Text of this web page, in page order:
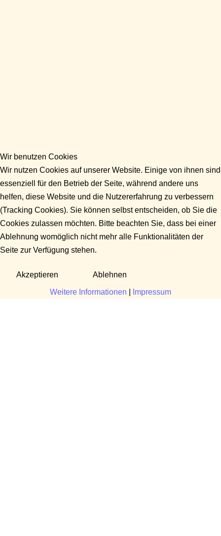
Wir benutzen Cookies
Wir nutzen Cookies auf unserer Website. Einige von ihnen sind
essenziell für den Betrieb der Seite, während andere uns
helfen, diese Website und die Nutzererfahrung zu verbessern
(Tracking Cookies). Sie können selbst entscheiden, ob Sie die
Cookies zulassen möchten. Bitte beachten Sie, dass bei einer
Ablehnung womöglich nicht mehr alle Funktionalitäten der
Seite zur Verfügung stehen.
Akzeptieren Ablehnen
Weitere Informationen Impressum